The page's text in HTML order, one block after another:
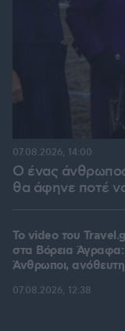
Ο ένας
θα άφηνε ποτέ
07.08.2026, 14:00
To video του
στα Βόρεια Άγραφα:
Άνθρωποι,
07.08.2026, 12:38